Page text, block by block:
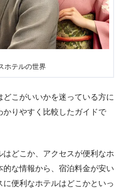
ホテルの世界
こがいいかを迷っている方に
かりやすく比較したガイドで
はどこか、アクセスが便利なホ
な情報から、宿泊料金が安い
便利なホテルはどこかといっ